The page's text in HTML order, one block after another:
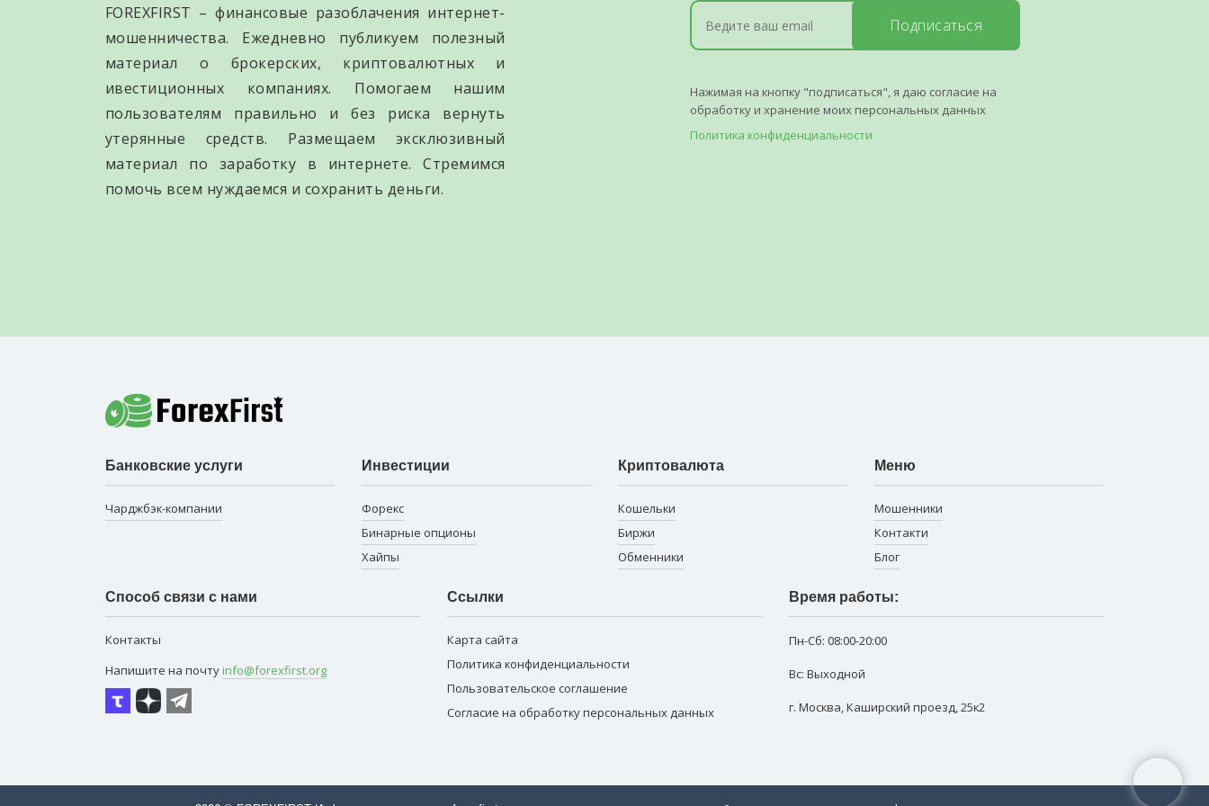
FOREXFIRST – финансовые разоблачения интернет-
мошенничества. Ежедневно публикуем полезный
материал о брокерских, криптовалютных и
ивестиционных компаниях. Помогаем нашим
пользователям правильно и без риска вернуть
утерянные средств. Размещаем эксклюзивный
материал по заработку в интернете. Стремимся
помочь всем нуждаемся и сохранить деньги.
Подписаться
Нажимая на кнопку "подписаться", я даю согласие на
обработку и хранение моих персональных данных
Политика конфиденциальности
Банковские услуги
Чарджбэк-компании
Инвестиции
Форекс
Бинарные опционы
Хайпы
Криптовалюта
Кошельки
Биржи
Обменники
Меню
Мошенники
Контакти
Блог
Способ связи с нами
Контакты
Напишите на почту info@forexfirst.org
Ссылки
Карта сайта
Политика конфиденциальности
Пользовательское соглашение
Согласие на обработку персональных данных
Время работы:
Пн-Сб: 08:00-20:00
Вс: Выходной
г. Москва,Каширский проезд, 25к2